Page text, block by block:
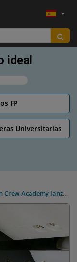
ideal
FP
Universitarias
Crew Academy lanza